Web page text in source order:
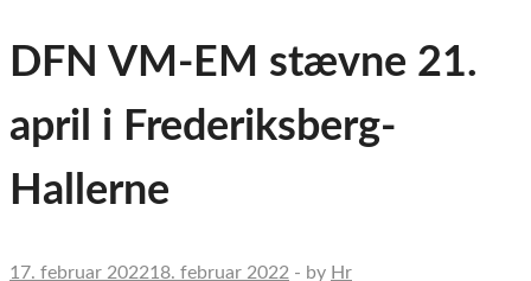
DFN VM-EM stævne 21.
april i Frederiksberg-
Hallerne
17. februar 202218. februar 2022 - by Hr